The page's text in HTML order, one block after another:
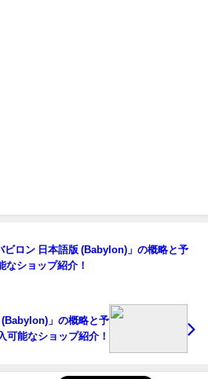
ビロン 日本語版 (Babylon)」の概略と予
なショップ紹介！
(Babylon)」の概略と予
可能なショップ紹介！